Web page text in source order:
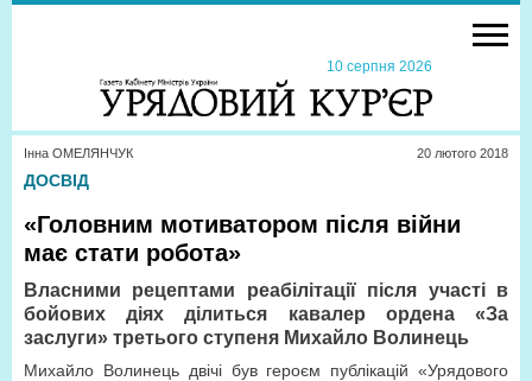
10 серпня 2026
Інна ОМЕЛЯНЧУК 20 лютого 2018
ДОСВІД
«Головним мотиватором після війни
має стати робота»
Власними рецептами реабілітації після участі в
бойових діях ділиться кавалер ордена «За
заслуги» третього ступеня Михайло Волинець
Михайло Волинець двічі був героєм публікацій «Урядового